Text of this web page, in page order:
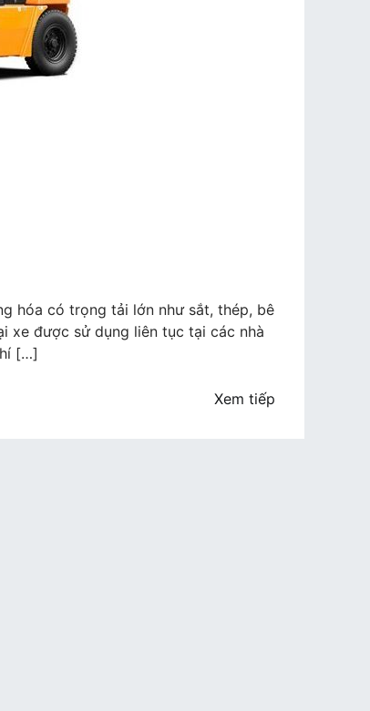
hóa có trọng tải lớn như sắt, thép, bê
xe được sử dụng liên tục tại các nhà
[…]
Xem tiếp